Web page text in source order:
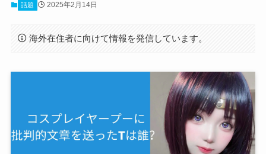
話題 2025年2月14日
海外在住者に向けて情報を発信しています。